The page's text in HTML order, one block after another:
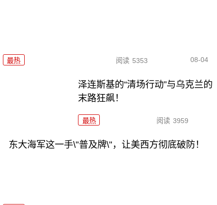
最热 阅读 5353 08-04
泽连斯基的“清场行动”与乌克兰的
末路狂飙！
最热 阅读 3959
东大海军这一手\"普及牌\"，让美西方彻底破防！